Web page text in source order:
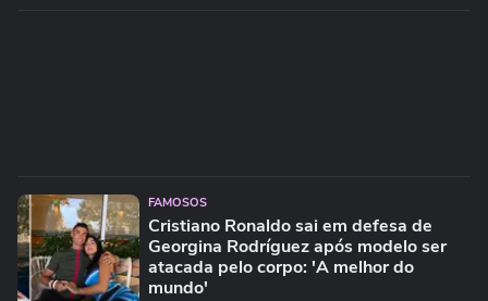
FAMOSOS
Cristiano Ronaldo sai em defesa de
Georgina Rodríguez após modelo ser
atacada pelo corpo: 'A melhor do
mundo'